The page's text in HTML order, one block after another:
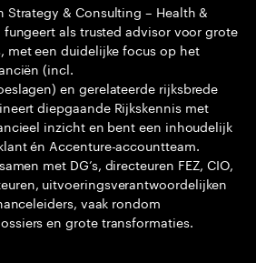
Strategy & Consulting – Health &
fungeert als trusted advisor voor grote
met een duidelijke focus op het
(incl.
en gerelateerde rijksbrede
diepgaande Rijkskennis met
inzicht en bent een inhoudelijk
én Accenture-accountteam.
met DG’s, directeuren FEZ, CIO,
uitvoeringsverantwoordelijken
vaak rondom
en grote transformaties.